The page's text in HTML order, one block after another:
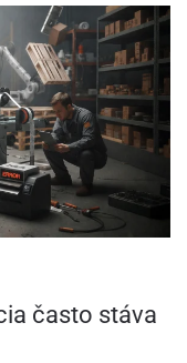
často stáva